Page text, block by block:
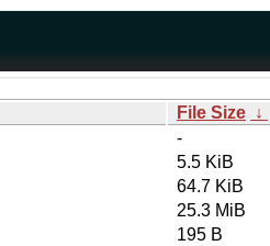
File Size ↓
-
5.5 KiB
64.7 KiB
25.3 MiB
195 B